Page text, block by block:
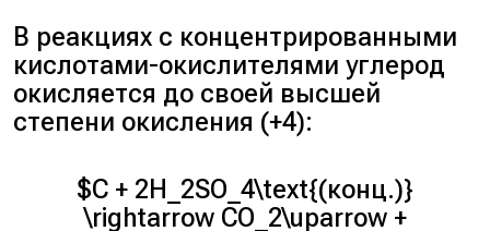
В реакциях с концентрированными
кислотами-окислителями углерод
окисляется до своей высшей
степени окисления (+4):
$C + 2H_2SO_4\text{(конц.)}
\rightarrow CO_2\uparrow +